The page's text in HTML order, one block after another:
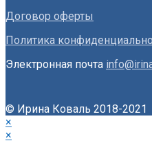
Договор оферты
Политика
Электронная почта
© Ирина Коваль 2018-2021
×
×